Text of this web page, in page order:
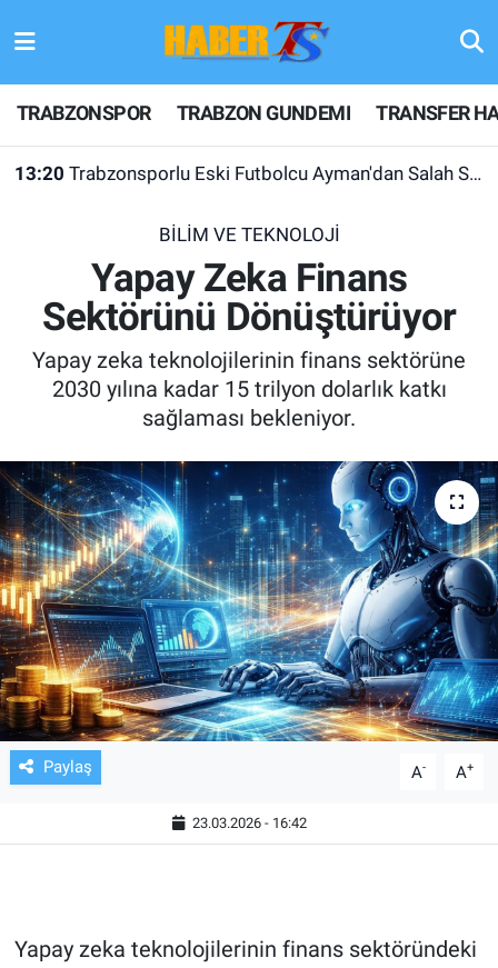
TRABZONSPOR TRABZON GUNDEMI TRANSFER
13:20 Trabzonsporlu Eski Futbolcu Ayman'dan Salah Sözleri
BİLİM VE TEKNOLOJİ
Yapay Zeka Finans
Sektörünü Dönüştürüyor
Yapay zeka teknolojilerinin finans sektörüne
2030 yılına kadar 15 trilyon dolarlık katkı
sağlaması bekleniyor.
Paylaş A- A+
23.03.2026 - 16:42
Yapay zeka teknolojilerinin finans sektöründeki
TRABZONSPOR
TRABZON GUNDEMI
KULİS MEYDANI
1461 TRABZON
ALT LIGLER
TV VE SİNEMA
BASKETBOL
SAĞLIK
GENEL
KÜLTÜR SANAT
EĞİTİM
Hava Durumu
Trafik Durumu
Son Dakika Haberleri
Haber Arşivi